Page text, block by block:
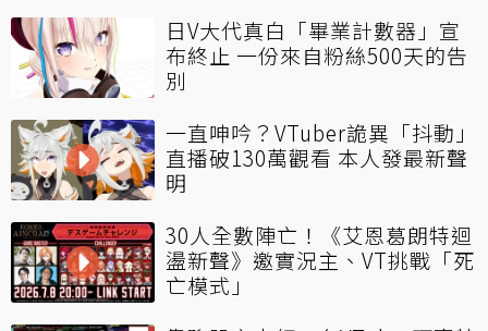
日V大代真白「畢業計數器」宣
布終止 一份來自粉絲500天的告
別
一直呻吟？VTuber詭異「抖動」
直播破130萬觀看 本人發最新聲
明
30人全數陣亡！《艾恩葛朗特迴
盪新聲》邀實況主、VT挑戰「死
亡模式」